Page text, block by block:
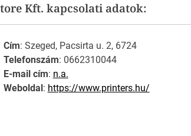
Kft. kapcsolati adatok:
Cím: Szeged, Pacsirta u. 2, 6724
Telefonszám: 0662310044
E-mail cím: n.a.
Weboldal: https://www.printers.hu/